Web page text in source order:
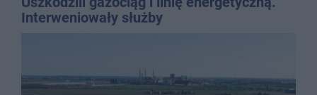
Interweniowały służby